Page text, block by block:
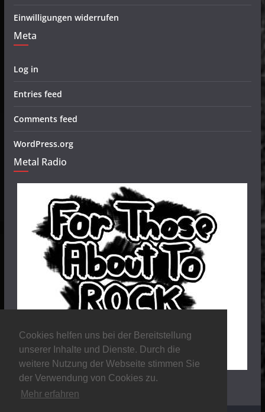
Cookies helfen uns bei der Bereitstellung
unserer Inhalte und Dienste. Durch die
weitere Nutzung der Webseite stimmen Sie
der Verwendung von Cookies zu.
Mehr erfahren
Einwilligungen widerrufen
Meta
Log in
Entries feed
Comments feed
WordPress.org
Metal Radio